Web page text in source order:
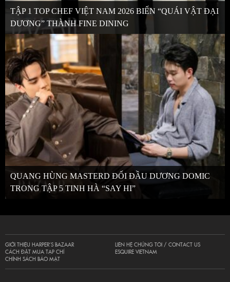
TẬP 1 TOP CHEF VIỆT NAM 2026 BIẾN “QUÁI VẬT ĐẠI
DƯƠNG” THÀNH FINE DINING
QUANG HÙNG MASTERD ĐỐI ĐẦU DƯƠNG DOMIC
TRONG TẬP 5 TINH HÀ “SAY HI”
GIỚI THIỆU HARPER’S BAZAAR
CÁCH ĐẶT MUA TẠP CHÍ
CHÍNH SÁCH BẢO MẬT
LIÊN HỆ CHÚNG TÔI / CONTACT US
ESQUIRE VIETNAM